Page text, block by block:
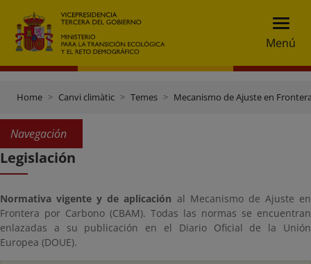
Menú
Home Canvi climàtic Temes Mecanismo de Ajuste en
Navegación
Legislación
Normativa vigente y de aplicación al Mecanismo de Ajuste en
Frontera por Carbono (CBAM). Todas las normas se encuentran
enlazadas a su publicación en el Diario Oficial de la Unión
Europea (DOUE).